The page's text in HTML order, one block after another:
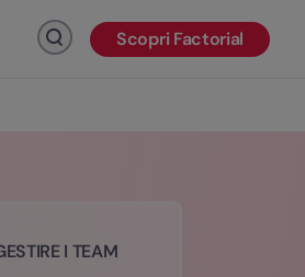
Fai clic per cercare
Scopri Factorial
I TEAM